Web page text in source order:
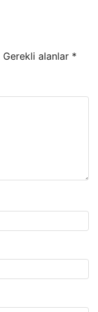
Gerekli alanlar *